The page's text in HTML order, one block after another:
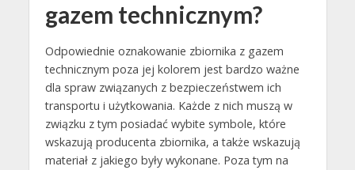
gazem technicznym?
Odpowiednie oznakowanie zbiornika z gazem
technicznym poza jej kolorem jest bardzo ważne
dla spraw związanych z bezpieczeństwem ich
transportu i użytkowania. Każde z nich muszą w
związku z tym posiadać wybite symbole, które
wskazują producenta zbiornika, a także wskazują
materiał z jakiego były wykonane. Poza tym na